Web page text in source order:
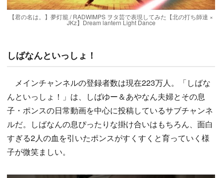
【君の名は。】夢灯籠 / RADWIMPS ヲタ芸で表現してみた【北の打ち師達 ×
JKz】Dream lantern Light Dance
しばなんといっしょ！
メインチャンネルの登録者数は現在223万人。「しばな
んといっしょ！」は、しばゆー＆あやなん夫婦とその息
子・ポンスの日常動画を中心に投稿しているサブチャンネ
ルだ。しばなんの息ぴったりな掛け合いはもちろん、面白
すぎる2人の血を引いたポンスがすくすくと育っていく様
子が微笑ましい。